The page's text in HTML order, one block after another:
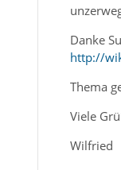
Danke
http://
Thema
Viele
Wilfried